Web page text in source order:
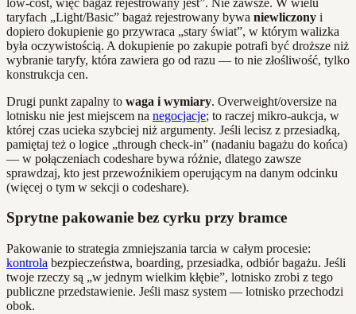
taryfach „Light/Basic” bagaż rejestrowany bywa niewliczony i
dopiero dokupienie go przywraca „stary świat”, w którym walizka
była oczywistością. A dokupienie po zakupie potrafi być droższe niż
wybranie taryfy, która zawiera go od razu — to nie złośliwość, tylko
konstrukcja cen.
Drugi punkt zapalny to waga i wymiary. Overweight/oversize na
lotnisku nie jest miejscem na negocjacje; to raczej mikro‑aukcja, w
której czas ucieka szybciej niż argumenty. Jeśli lecisz z przesiadką,
pamiętaj też o logice „through check‑in” (nadaniu bagażu do końca)
— w połączeniach codeshare bywa różnie, dlatego zawsze
sprawdzaj, kto jest przewoźnikiem operującym na danym odcinku
(więcej o tym w sekcji o codeshare).
Sprytne pakowanie bez cyrku przy bramce
Pakowanie to strategia zmniejszania tarcia w całym procesie:
kontrola bezpieczeństwa, boarding, przesiadka, odbiór bagażu. Jeśli
twoje rzeczy są „w jednym wielkim kłębie”, lotnisko zrobi z tego
publiczne przedstawienie. Jeśli masz system — lotnisko przechodzi
obok.